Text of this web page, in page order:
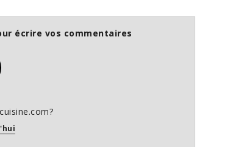
écrire vos commentaires